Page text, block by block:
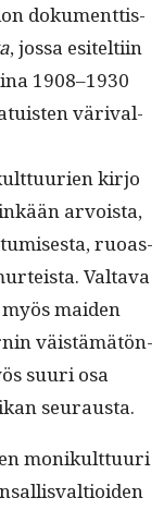
doku­ment­ti­s­
, jos­sa esitelti­in
1908–1930
väri­val­
kir­jo
arvoista,
ruoas­
Val­ta­va
maid­en
väistämätön­
suuri osa
seurausta.
monikult­tuuri